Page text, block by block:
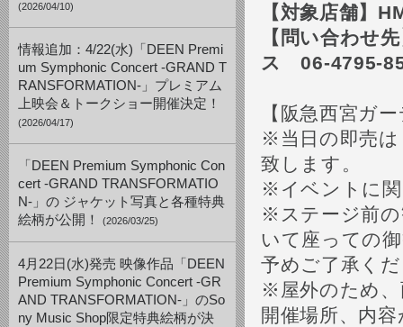
(2026/04/10)
情報追加：4/22(水)「DEEN Premi
um Symphonic Concert -GRAND T
RANSFORMATION-」プレミアム
上映会＆トークショー開催決定！
(2026/04/17)
「DEEN Premium Symphonic Con
cert -GRAND TRANSFORMATIO
N-」の ジャケット写真と各種特典
絵柄が公開！
(2026/03/25)
4月22日(水)発売 映像作品「DEEN
Premium Symphonic Concert -GR
AND TRANSFORMATION-」のSo
ny Music Shop限定特典絵柄が決
【対象店舗】
【問い合わせ
ス06-4795-
【阪急西宮ガ
※当日の即売は
致します。
※イベントに
※ステージ前の
いて座っての
予めご了承く
※屋外のため、
開催場所、内